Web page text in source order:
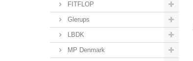
FITFLOP
Glerups
LBDK
MP Denmark